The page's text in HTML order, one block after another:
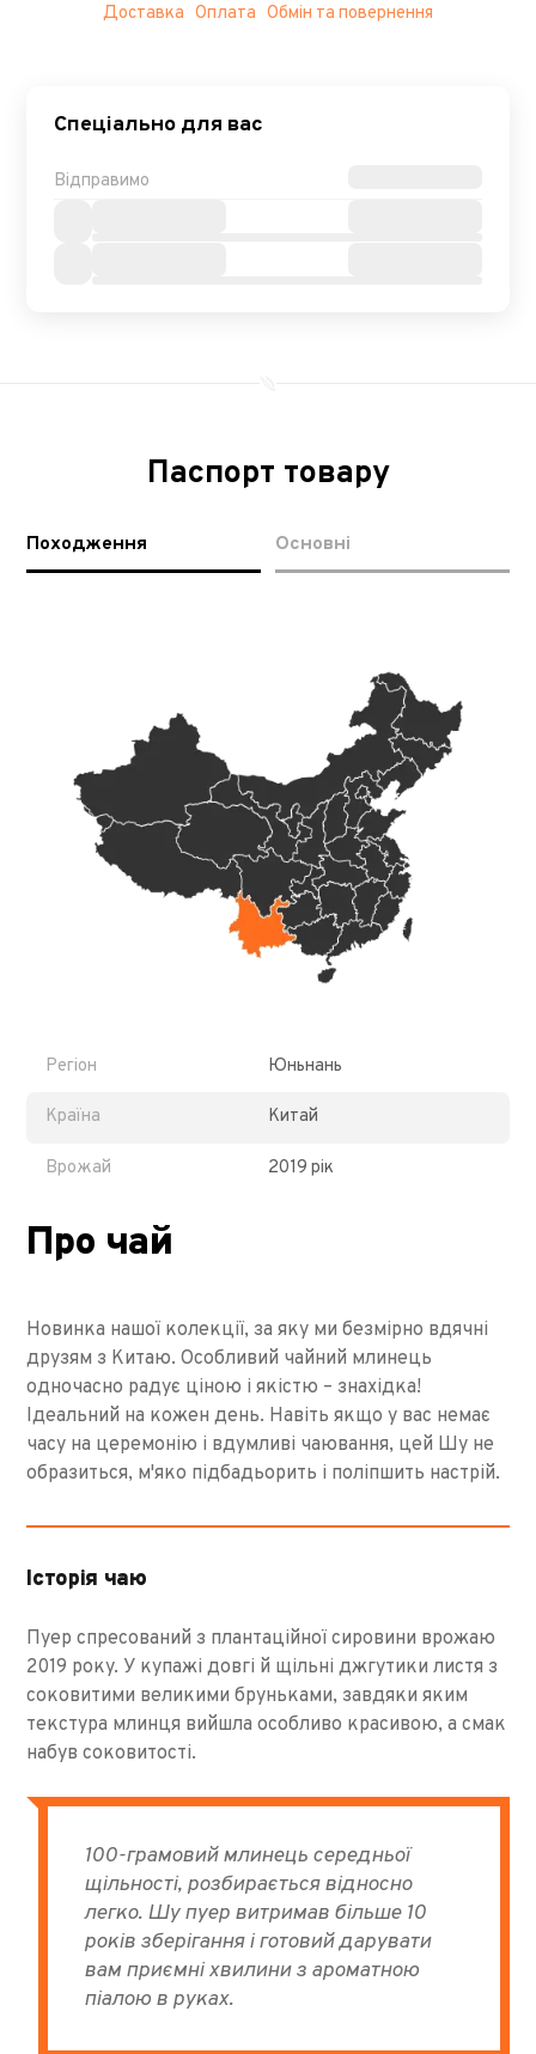
Доставка Оплата Обмін та повернення
Спеціально для вас
Відправимо
Паспорт товару
Походження Основні
Регіон Юньнань
Країна Китай
Врожай 2019 рік
Про чай
Новинка нашої колекції, за яку ми безмірно вдячні
друзям з Китаю. Особливий чайний млинець
одночасно радує ціною і якістю – знахідка!
Ідеальний на кожен день. Навіть якщо у вас немає
часу на церемонію і вдумливі чаювання, цей Шу не
образиться, м'яко підбадьорить і поліпшить настрій.
Історія чаю
Пуер спресований з плантаційної сировини врожаю
2019 року. У купажі довгі й щільні джгутики листя з
соковитими великими бруньками, завдяки яким
текстура млинця вийшла особливо красивою, а смак
набув соковитості.
100-грамовий млинець середньої
щільності, розбирається відносно
легко. Шу пуер витримав більше 10
років зберігання і готовий дарувати
вам приємні хвилини з ароматною
піалою в руках.